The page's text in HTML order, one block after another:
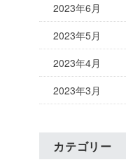
2023年6月
2023年5月
2023年4月
2023年3月
カテゴリー